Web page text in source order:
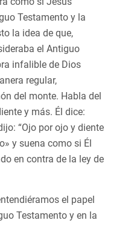
Testamento y la
la idea de que,
el Antiguo
infalible de Dios
regular,
del monte. Habla del
y más. Él dice:
“Ojo por ojo y diente
y suena como si Él
en contra de la ley de
el papel
Testamento y en la